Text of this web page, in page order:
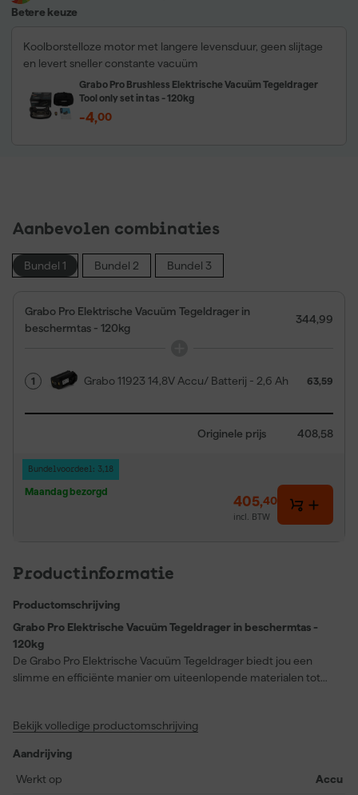
Betere keuze
Koolborstelloze motor met langere levensduur, geen slijtage
en levert sneller constante vacuüm
Grabo Pro Brushless Elektrische Vacuüm Tegeldrager
Tool only set in tas - 120kg
-4,00
Aanbevolen combinaties
Bundel 1 Bundel 2 Bundel 3
Grabo Pro Elektrische Vacuüm Tegeldrager in
beschermtas - 120kg
344,99
1 Grabo 11923 14,8V Accu/ Batterij - 2,6 Ah 63,59
Originele prijs 408,58
Bundelvoordeel: 3,18
Maandag bezorgd
405,40
incl. BTW
Productinformatie
Productomschrijving
Grabo Pro Elektrische Vacuüm Tegeldrager in beschermtas -
120kg
De Grabo Pro Elektrische Vacuüm Tegeldrager biedt jou een
slimme en efficiënte manier om uiteenlopende materialen tot
elk oppervlak, zelfs als het niet helemaal vlak is. Dankzij de digitale
drukregulering werk je eenvoudig en veilig. De Grabo Pro wordt
geleverd in een stevige beschermtas en is direct klaar voor
Bekijk volledige productomschrijving
Aandrijving
Werkt op
Accu